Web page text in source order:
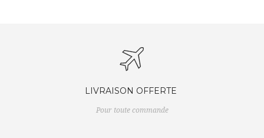
LIVRAISON OFFERTE
Pour toute commande